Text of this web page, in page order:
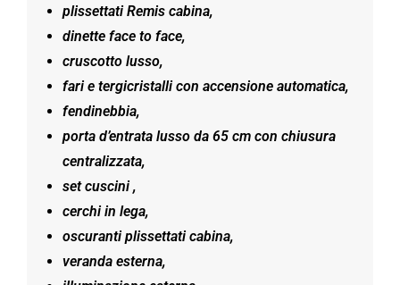
plissettati Remis cabina,
dinette face to face,
cruscotto lusso,
fari e tergicristalli con accensione automatica,
fendinebbia,
porta d’entrata lusso da 65 cm con chiusura
centralizzata,
set cuscini ,
cerchi in lega,
oscuranti plissettati cabina,
veranda esterna,